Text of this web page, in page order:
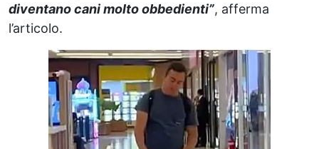
diventano cani molto obbedienti”, afferma
l’articolo.